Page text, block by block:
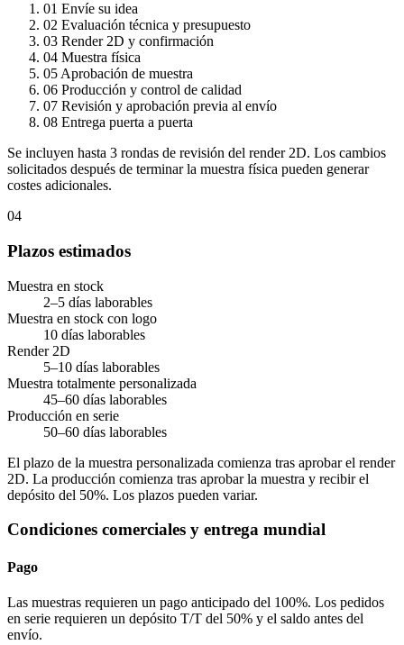
01 Envíe su idea
02 Evaluación técnica y presupuesto
03 Render 2D y confirmación
04 Muestra física
05 Aprobación de muestra
06 Producción y control de calidad
07 Revisión y aprobación previa al envío
08 Entrega puerta a puerta
Se incluyen hasta 3 rondas de revisión del render 2D. Los cambios
solicitados después de terminar la muestra física pueden generar
costes adicionales.
04
Plazos estimados
Muestra en stock
2–5 días laborables
Muestra en stock con logo
10 días laborables
Render 2D
5–10 días laborables
Muestra totalmente personalizada
45–60 días laborables
Producción en serie
50–60 días laborables
El plazo de la muestra personalizada comienza tras aprobar el render
2D. La producción comienza tras aprobar la muestra y recibir el
depósito del 50%. Los plazos pueden variar.
Condiciones comerciales y entrega mundial
Pago
Las muestras requieren un pago anticipado del 100%. Los pedidos
en serie requieren un depósito T/T del 50% y el saldo antes del
envío.